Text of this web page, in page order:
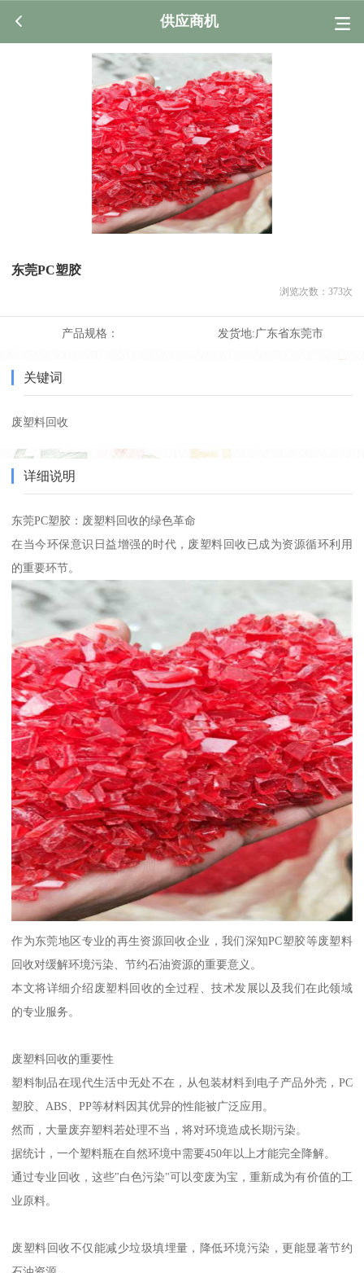
供应商机
东莞PC塑胶
浏览次数： 373次
产品规格： 发货地:广东省东莞市
关键词
废塑料回收
详细说明
东莞PC塑胶：废塑料回收的绿色革命
在当今环保意识日益增强的时代，废塑料回收已成为资源循环利用
的重要环节。
作为东莞地区专业的再生资源回收企业，我们深知PC塑胶等废塑料
回收对缓解环境污染、节约石油资源的重要意义。
本文将详细介绍废塑料回收的全过程、技术发展以及我们在此领域
的专业服务。
废塑料回收的重要性
塑料制品在现代生活中无处不在，从包装材料到电子产品外壳，PC
塑胶、ABS、PP等材料因其优异的性能被广泛应用。
然而，大量废弃塑料若处理不当，将对环境造成长期污染。
据统计，一个塑料瓶在自然环境中需要450年以上才能完全降解。
通过专业回收，这些"白色污染"可以变废为宝，重新成为有价值的工
业原料。
废塑料回收不仅能减少垃圾填埋量，降低环境污染，更能显著节约